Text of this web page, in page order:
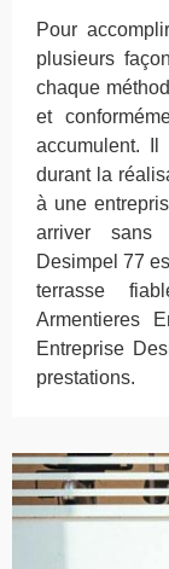
Pour
plusieurs
chaque
et
accumulent.
durant la
à une
arriver sans
Desimpel 77
terrasse
Armentieres
Entreprise
prestations.